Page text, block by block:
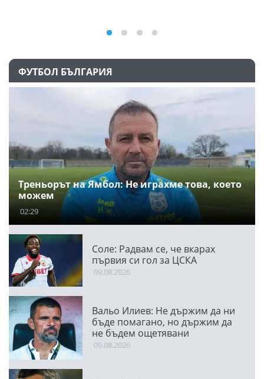
ФУТБОЛ БЪЛГАРИЯ
Треньорът на Ямбол: Не играхме това, което
можем
02:29
Соле: Радвам се, че вкарах
първия си гол за ЦСКА
09.08.2026
Вальо Илиев: Не държим да ни
бъде помагано, но държим да
не бъдем ощетявани
09.08.2026